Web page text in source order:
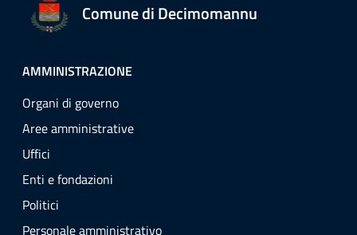
Comune di Decimomannu
AMMINISTRAZIONE
Organi di governo
Aree amministrative
Uffici
Enti e fondazioni
Politici
Personale amministrativo